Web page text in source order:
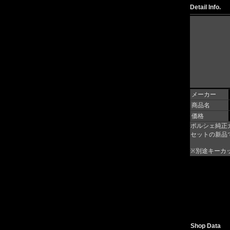
Detail Info.
メーカー
商品名
価格
ポルシェ純正
セットの新品
※別途キーカ
Shop Data